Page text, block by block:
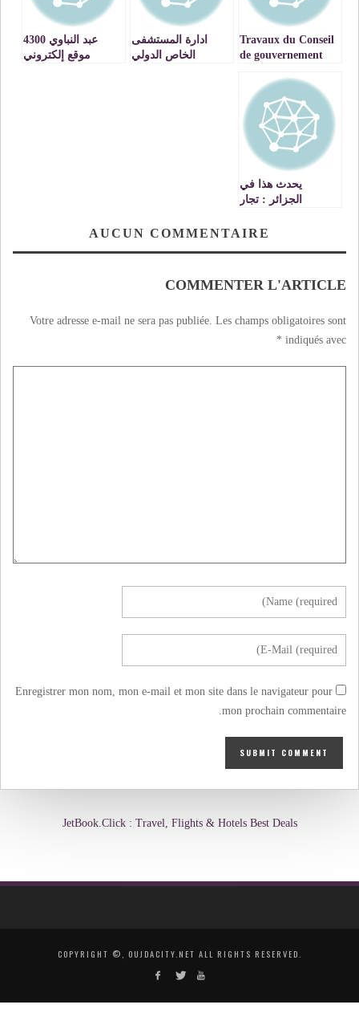
Travaux du Conseil
de gouvernement
2022 Adoption du
projet de décret
relatif au stockage
et à la fabrication
des produits
explosifs à usage
civil
ادارة المستشفى
الخاص الدولي
عبد النباوي 4300
موقع إلكتروني
يحدث هذا في
الجزائر : تجار
الشوارع للمطالبةAUCUN COMMENTAIRE
COMMENTER L'ARTICLE
Votre adresse e-mail ne sera pas publiée. Les champs obligatoires sont
indiqués avec
*
Enregistrer mon nom, mon e-mail et mon site dans le navigateur pour
mon prochain commentaire.
JetBook.Click : Travel, Flights & Hotels Best Deals
COPYRIGHT ©, OUJDACITY.NET ALL RIGHTS RESERVED.